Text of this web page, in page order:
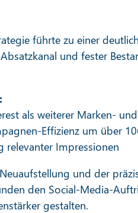
führte zu einer
und fester
als weiterer Marken-
Effizienz um über
relevanter Impressionen
und der
den Social-Media-
gestalten.